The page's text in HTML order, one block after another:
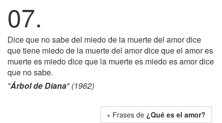
07.
Dice que no sabe del miedo de la muerte del amor dice
que tiene miedo de la muerte del amor dice que el amor es
muerte es miedo dice que la muerte es miedo es amor dice
que no sabe.
"Árbol de Diana" (1962)
+ Frases de ¿Qué es el amor?